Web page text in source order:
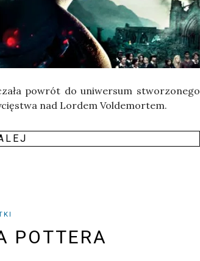
powrót do uni­wer­sum stwo­rzo­ne­go
nad Lor­dem Vol­de­mor­tem.
POTTERA